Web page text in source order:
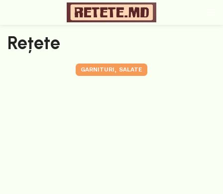
Rețete
GARNITURI, SALATE